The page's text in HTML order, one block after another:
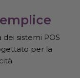
sistemi POS
per la